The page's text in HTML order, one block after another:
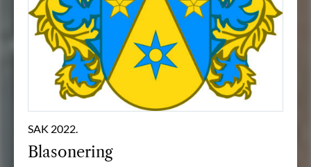
SAK 2022.
Blasonering